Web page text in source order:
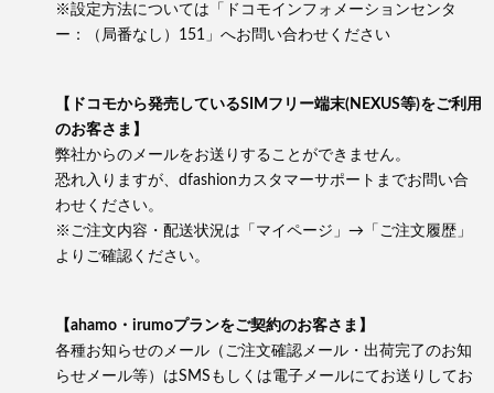
※設定方法については「ドコモインフォメーションセンタ
ー：（局番なし）151」へお問い合わせください
【ドコモから発売しているSIMフリー端末(NEXUS等)をご利用
のお客さま】
弊社からのメールをお送りすることができません。
恐れ入りますが、dfashionカスタマーサポートまでお問い合
わせください。
※ご注文内容・配送状況は「マイページ」→「ご注文履歴」
よりご確認ください。
【ahamo・irumoプランをご契約のお客さま】
各種お知らせのメール（ご注文確認メール・出荷完了のお知
らせメール等）はSMSもしくは電子メールにてお送りしてお